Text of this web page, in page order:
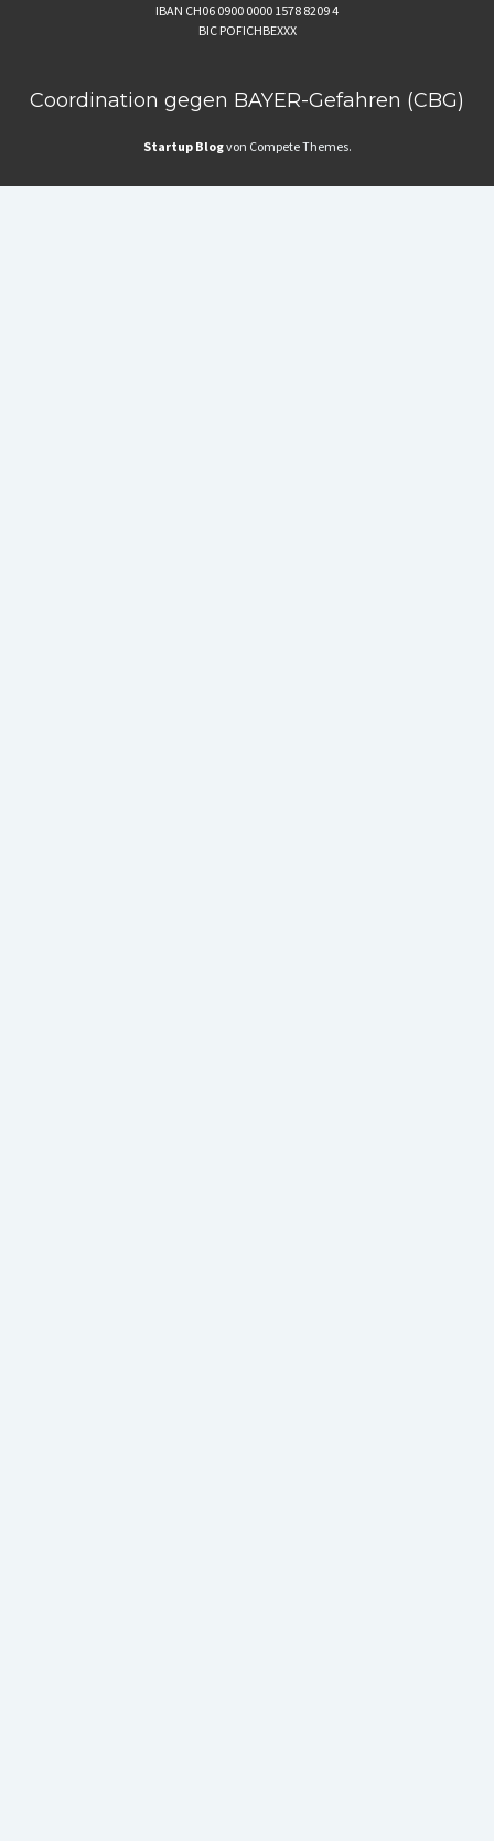
IBAN CH06 0900 0000 1578 8209 4
BIC POFICHBEXXX
Coordination gegen BAYER-Gefahren (CBG)
Startup Blogvon Compete Themes.